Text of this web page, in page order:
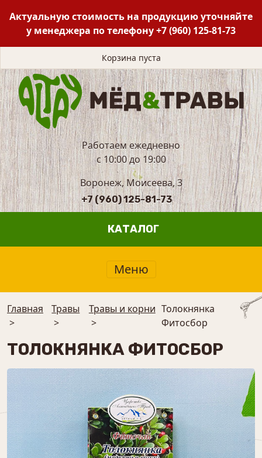
Актуальную стоимость на продукцию уточняйте
у менеджера по телефону+7 (960) 125-81-73
Корзина пуста
Работаем ежедневно
с 10:00 до 19:00
Воронеж, Моисеева, 3
+7 (960) 125-81-73
КАТАЛОГ
Меню
Главная
>
Травы
>
Травы и корни
>
Толокнянка
Фитосбор
ТОЛОКНЯНКА ФИТОСБОР